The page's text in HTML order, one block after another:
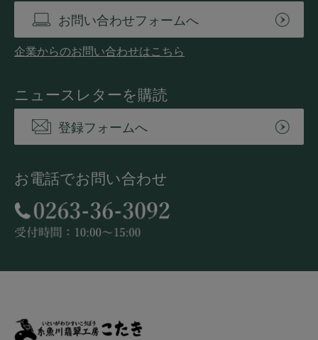
お問い合わせフォームへ
企業からのお問い合わせはこちら
ニュースレターを購読
登録フォームへ
お電話でお問い合わせ